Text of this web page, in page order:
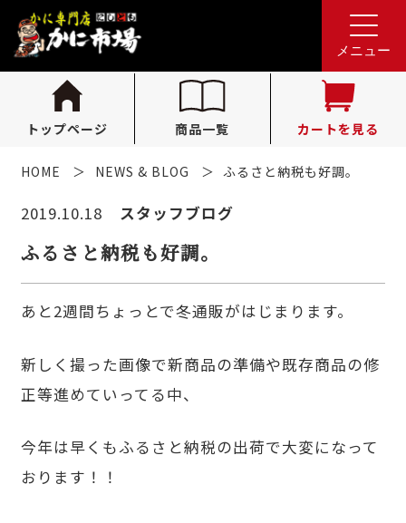
メニュー
トップページ 商品一覧 カートを見る
れんが亭へのお問い合わせ
tel.0796-36-1341
（受付時間 10:00〜16:00）
HOME NEWS & BLOG ふるさと納税も好調。
2019.10.18 スタッフブログ
ふるさと納税も好調。
あと2週間ちょっとで冬通販がはじまります。
新しく撮った画像で新商品の準備や既存商品の修
正等進めていってる中、
今年は早くもふるさと納税の出荷で大変になって
おります！！